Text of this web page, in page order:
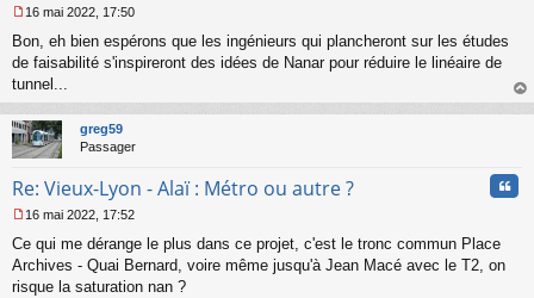
e
s
s
g
e
n
n
u
16 mai 2022, 17:50
Bon, eh bien espérons que les ingénieurs qui plancheront sur les études
de faisabilité s'inspireront des idées de Nanar pour réduire le linéaire de
tunnel...
au
greg59
Passager
Re: Vieux-Lyon - Alaï : Métro ou autre ?
e
s
s
16 mai 2022, 17:52
Ce qui me dérange le plus dans ce projet, c'est le tronc commun Place
Archives - Quai Bernard, voire même jusqu'à Jean Macé avec le T2, on
risque la saturation nan ?